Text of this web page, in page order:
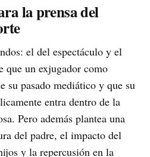
la prensa del
el del espectáculo y el
que un exjugador como
su pasado mediático y que su
entra dentro de la
Pero además plantea una
del padre, el impacto del
y la repercusión en la